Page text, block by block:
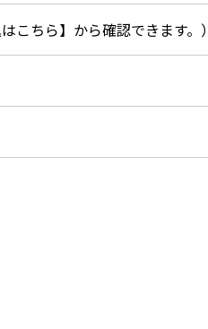
こちら】から確認できます。）